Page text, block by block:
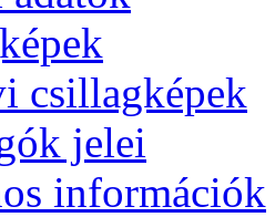
csil­lag­ké­pek
je­lei
in­for­má­ci­ók